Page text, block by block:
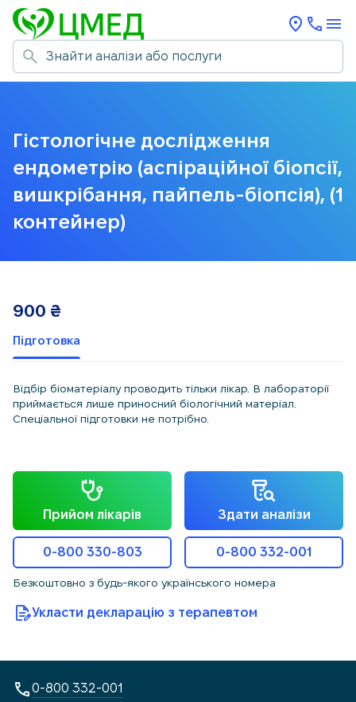
Гістологічне дослідження
ендометрію (аспіраційної біопсії,
вишкрібання, пайпель-біопсія), (1
контейнер)
Підготовка
Відбір біоматеріалу проводить тільки лікар. В лабораторії
приймається лише приносний біологічний матеріал.
Спеціальної підготовки не потрібно.
900 ₴
Прийом лікарів Здати аналізи
0-800 330-803 0-800 332-001
Безкоштовно з будь-якого українського номера
Укласти декларацію з терапевтом
0-800 332-001